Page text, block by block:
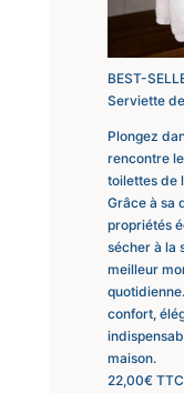
BEST-
Serviette
Plongez
rencontre
toilettes de
Grâce à sa
propriétés
sécher à la
meilleur
confort,
maison.
22,00€ TTC